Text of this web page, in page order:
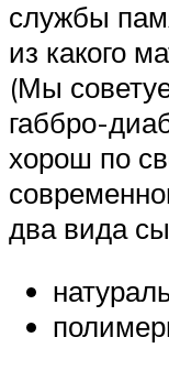
службы
из какого
(Мы
габбро-
хорош по
два вида